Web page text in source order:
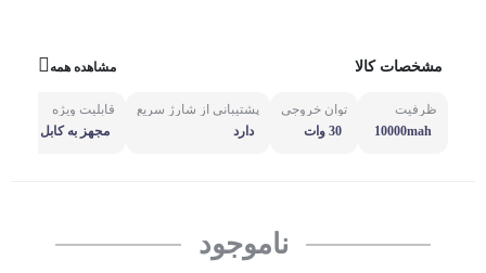
مشخصات کالا مشاهده همه
ظرفیت
10000mah
توان خروجی
30 وات
پشتیبانی از شارژ سریع
دارد
قابلیت ویژه
ناموجود